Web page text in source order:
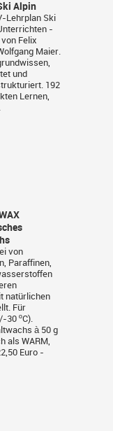
Alpin
Lehrplan Ski
-
Felix
Maier.
und
192
Lernen,
.
von
Paraffinen,
natürlichen
Für
30 ºC).
à 50 g
als WARM,
Euro -